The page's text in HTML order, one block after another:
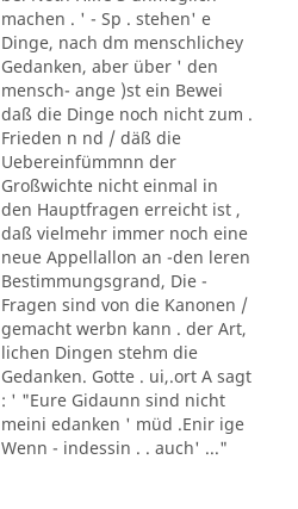
machen . ' - Sp . stehen' e
Dinge, nach dm menschlichey
Gedanken, aber über ' den
mensch- ange )st ein Bewei
daß die Dinge noch nicht zum .
Frieden n nd / däß die
Uebereinfümmnn der
Großwichte nicht einmal in
den Hauptfragen erreicht ist ,
daß vielmehr immer noch eine
neue Appellallon an -den leren
Bestimmungsgrand, Die -
Fragen sind von die Kanonen /
gemacht werbn kann . der Art,
lichen Dingen stehm die
Gedanken. Gotte . ui,.ort A sagt
: ' "Eure Gidaunn sind nicht
meini edanken ' müd .Enir ige
Wenn - indessin . . auch' ..."